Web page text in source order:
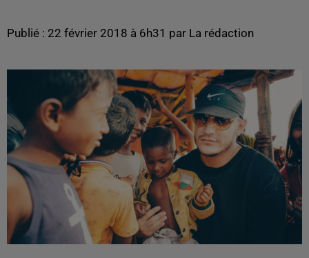
Publié : 22 février 2018 à 6h31 par La rédaction